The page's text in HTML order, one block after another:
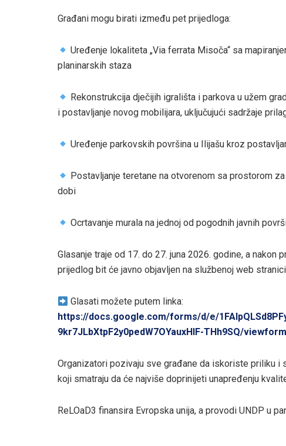
Građani mogu birati između pet prijedloga:
Uređenje lokaliteta „Via ferrata Misoča“ sa
planinarskih staza
Rekonstrukcija dječijih igrališta i parkova u užem
i postavljanje novog mobilijara, uključujući sadržaje
Uređenje parkovskih površina u Ilijašu kroz
Postavljanje teretane na otvorenom sa prostorom
dobi
Ocrtavanje murala na jednoj od pogodnih javnih
Glasanje traje od 17. do 27. juna 2026. godine, a nakon
prijedlog bit će javno objavljen na službenoj web
Glasati možete putem linka:
https://docs.google.com/forms/d/e/
9kr7JLbXtpF2y0pedW7OYauxHlF-THh9SQ/viewform
Organizatori pozivaju sve građane da iskoriste priliku i
koji smatraju da će najviše doprinijeti unapređenju
ReLOaD3 finansira Evropska unija, a provodi UNDP u